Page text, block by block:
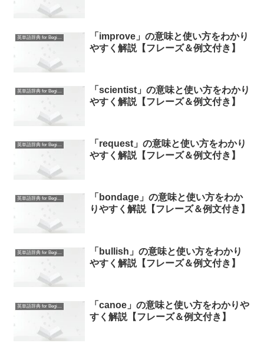
英単語辞典 for Beginners
「improve」の意味と使い方をわかり
やすく解説【フレーズ＆例文付き】
英単語辞典 for Beginners
「scientist」の意味と使い方をわかり
やすく解説【フレーズ＆例文付き】
英単語辞典 for Beginners
「request」の意味と使い方をわかり
やすく解説【フレーズ＆例文付き】
英単語辞典 for Beginners
「bondage」の意味と使い方をわか
りやすく解説【フレーズ＆例文付き】
英単語辞典 for Beginners
「bullish」の意味と使い方をわかり
やすく解説【フレーズ＆例文付き】
英単語辞典 for Beginners
「canoe」の意味と使い方をわかりや
すく解説【フレーズ＆例文付き】